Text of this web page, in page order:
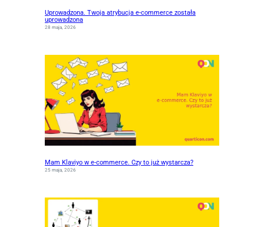
Uprowadzona. Twoja atrybucja e-commerce została
uprowadzona
28 maja, 2026
Mam Klaviyo w e-commerce. Czy to już wystarcza?
25 maja, 2026